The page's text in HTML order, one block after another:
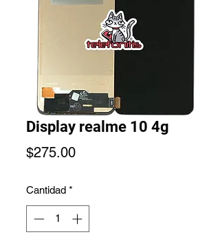
Display realme 10 4g
$275.00Precio
Cantidad *